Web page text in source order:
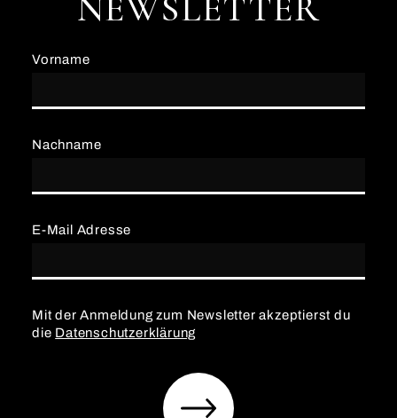
NEWSLETTER
Vorname
E-Mail Adresse
Nachname
Mit der Anmeldung zum Newsletter akzeptierst du
die Datenschutzerklärung